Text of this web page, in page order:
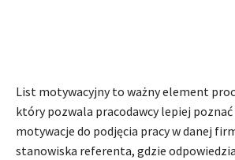
List motywacyjny to ważny element
który pozwala pracodawcy lepiej
motywacje do podjęcia pracy w danej
stanowiska referenta, gdzie